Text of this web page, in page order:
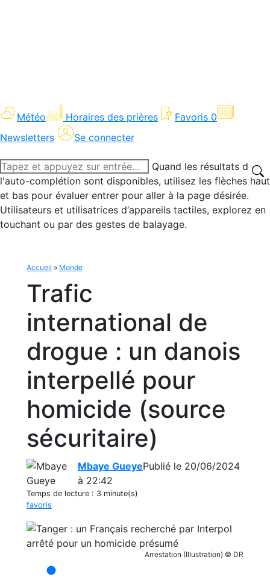
Météo Horaires des prières Favoris 0
Newsletters
Se connecter
Recherche
:
Quand les résultats de
l'auto-complétion sont disponibles, utilisez les flèches haut
et bas pour évaluer entrer pour aller à la page désirée.
Utilisateurs et utilisatrices d‘appareils tactiles, explorez en
touchant ou par des gestes de balayage.
Accueil » Monde
Trafic
international de
drogue : un danois
interpellé pour
homicide (source
sécuritaire)
Mbaye GueyePublié le 20/06/2024
à 22:42
Temps de lecture : 3 minute(s)
favoris
Arrestation (Illustration) © DR